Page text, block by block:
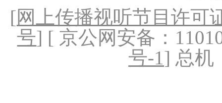
[网上传播视听节目许可
号] [ 京公网安备：
号-1] 总机